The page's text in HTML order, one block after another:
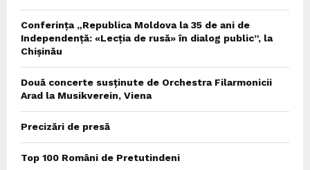
Conferința „Republica Moldova la 35 de ani de
Independență: «Lecția de rusă» în dialog public”, la
Chișinău
Două concerte susținute de Orchestra Filarmonicii
Arad la Musikverein, Viena
Precizări de presă
Top 100 Români de Pretutindeni